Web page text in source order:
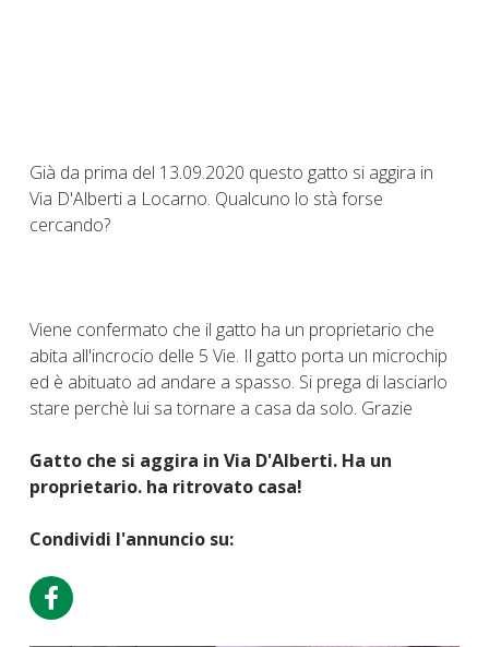
Già da prima del 13.09.2020 questo gatto si aggira in
Via D'Alberti a Locarno. Qualcuno lo stà forse
cercando?
Viene confermato che il gatto ha un proprietario che
abita all'incrocio delle 5 Vie. Il gatto porta un microchip
ed è abituato ad andare a spasso. Si prega di lasciarlo
stare perchè lui sa tornare a casa da solo. Grazie
Gatto che si aggira in Via D'Alberti. Ha un
proprietario. ha ritrovato casa!
Condividi l'annuncio su: